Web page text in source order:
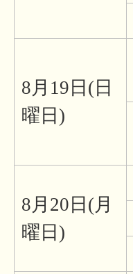
8月19日(日
曜日)
8月20日(月
曜日)